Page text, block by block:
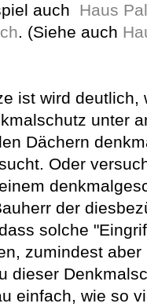
auch Haus
. (Siehe auch
ist wird deutlich,
unter
Dächern
Oder
der
solche
zumindest
dieser
einfach, wie so